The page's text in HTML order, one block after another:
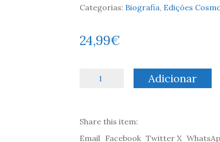
Categorias: Biografia, Edições
24,99€
Caraça:
Uma
Adicionar
Share this item:
Email Facebook Twitter X